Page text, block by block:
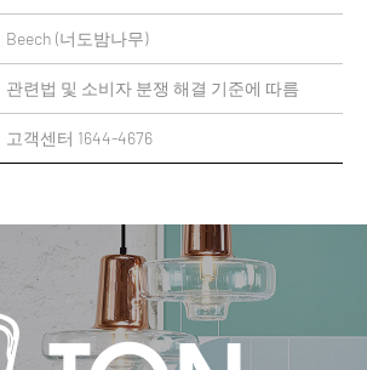
Beech (너도밤나무)
관련법 및 소비자 분쟁 해결 기준에 따름
고객센터 1644-4676